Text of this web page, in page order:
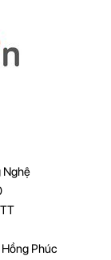
Nghệ
Phúc